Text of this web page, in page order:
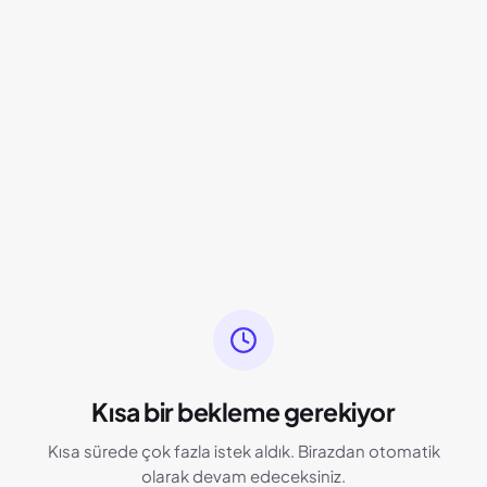
Kısa bir bekleme gerekiyor
Kısa sürede çok fazla istek aldık. Birazdan otomatik
olarak devam edeceksiniz.